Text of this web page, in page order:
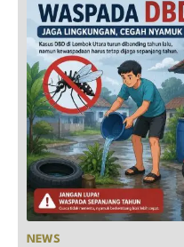
NEWS